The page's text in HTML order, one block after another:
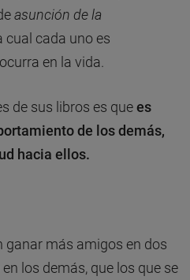
asunción de la
cual cada uno es
en la vida.
de sus libros es quees
de los demás,
hacia ellos.
ganar más amigos en dos
los demás, que los que se